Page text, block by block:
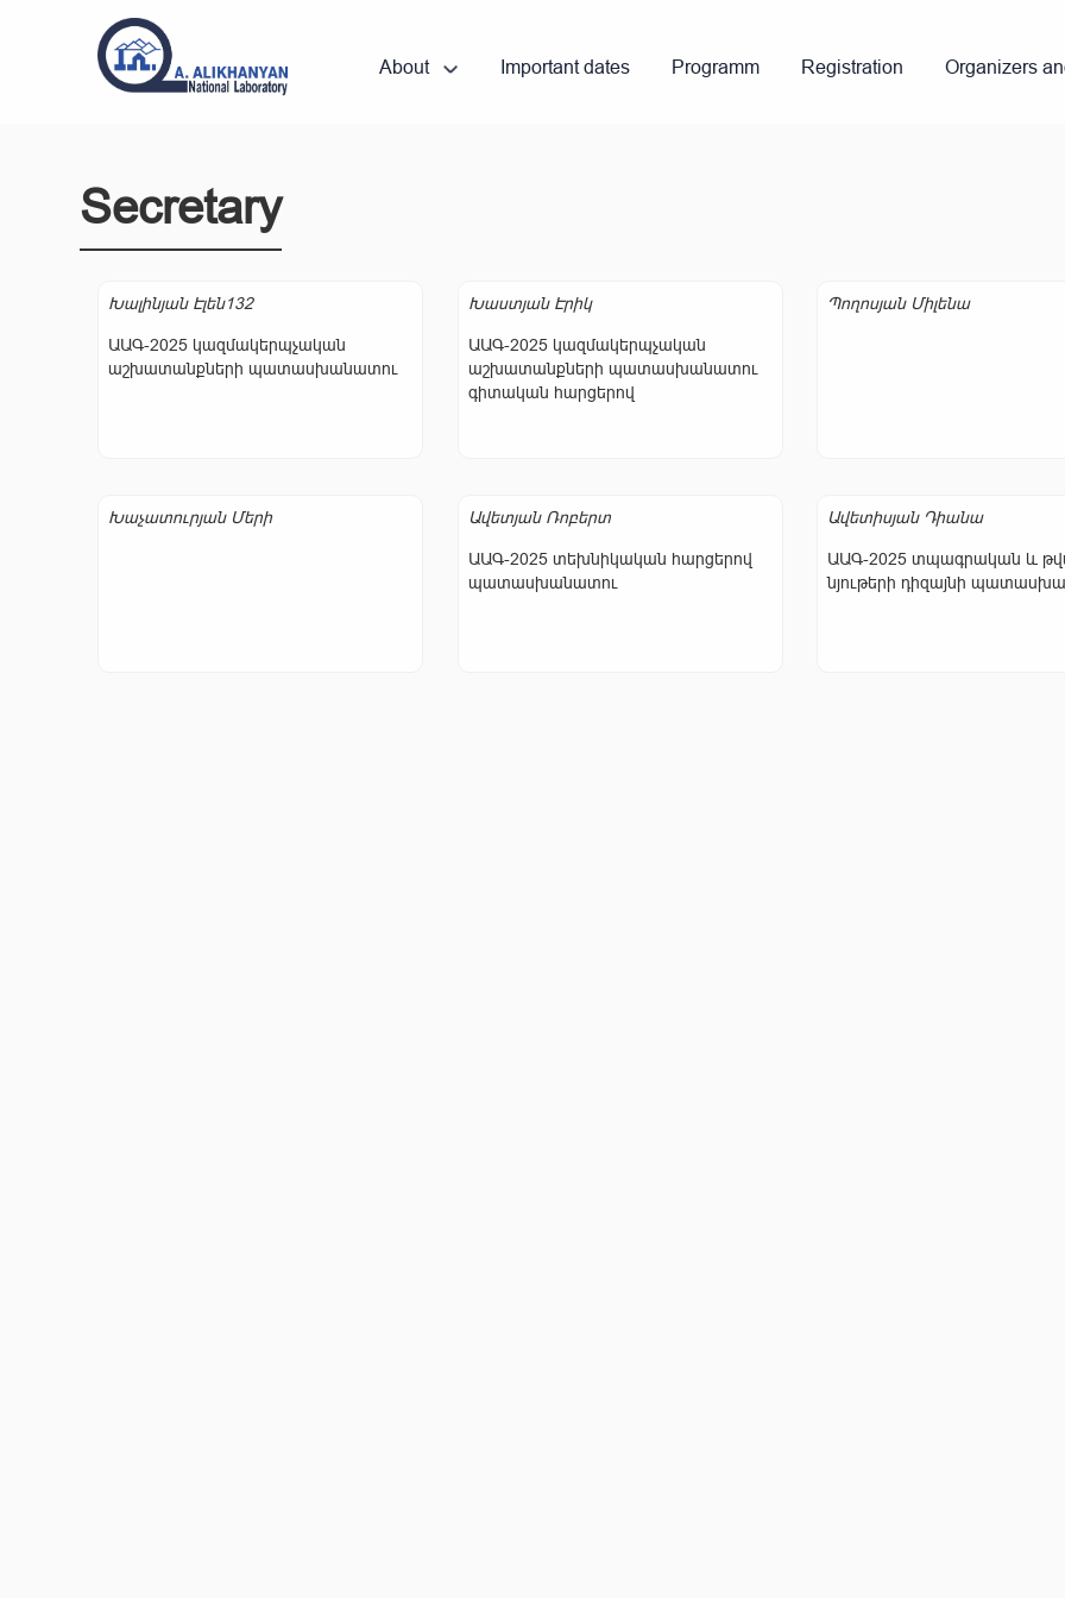
About Important dates Programm Registration Organizers
Secretary
Խալինյան Էլեն132
ԱԱԳ-2025 կազմակերպչական
աշխատանքների պատասխանատու
Խաստյան Էրիկ
ԱԱԳ-2025 կազմակերպչական
աշխատանքների պատասխանատու
գիտական հարցերով
Պողոսյան Միլենա
Խաչատուրյան Մերի Ավետյան Ռոբերտ
ԱԱԳ-2025 տեխնիկական հարցերով
պատասխանատու
Ավետիսյան Դիանա
ԱԱԳ-2025 տպագրական և
նյութերի դիզայնի